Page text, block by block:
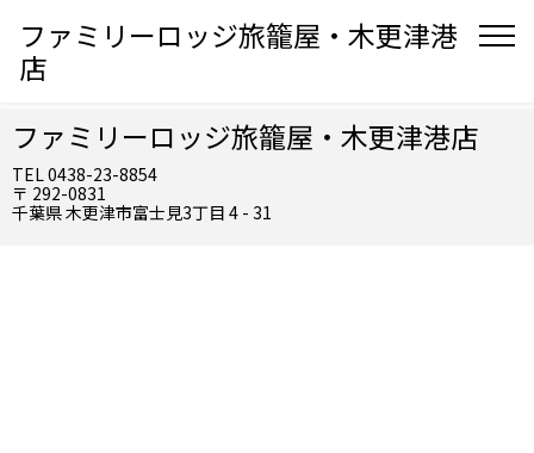
ファミリーロッジ旅籠屋・木更津港
店
ファミリーロッジ旅籠屋・木更津港店
TEL 0438-23-8854
〒 292-0831
千葉県 木更津市富士見3丁目 4 - 31